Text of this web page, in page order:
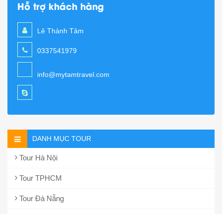
Hỗ trợ khách hàng
Lê Thành Tâm
0337541979
info@mytamtravel.com
DANH MỤC TOUR
Tour Hà Nội
Tour TPHCM
Tour Đà Nẵng